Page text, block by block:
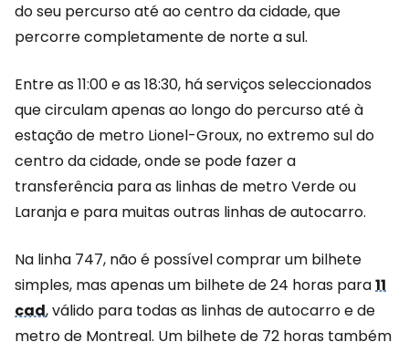
do seu percurso até ao centro da cidade, que
percorre completamente de norte a sul.
Entre as 11:00 e as 18:30, há serviços seleccionados
que circulam apenas ao longo do percurso até à
estação de metro Lionel-Groux, no extremo sul do
centro da cidade, onde se pode fazer a
transferência para as linhas de metro Verde ou
Laranja e para muitas outras linhas de autocarro.
Na linha 747, não é possível comprar um bilhete
simples, mas apenas um bilhete de 24 horas para11
cad, válido para todas as linhas de autocarro e de
metro de Montreal. Um bilhete de 72 horas também